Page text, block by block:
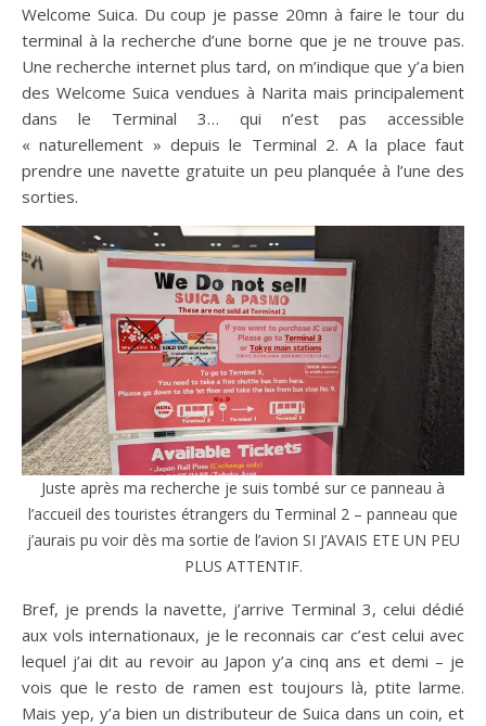
Welcome Suica. Du coup je passe 20mn à faire le tour du
terminal à la recherche d’une borne que je ne trouve pas.
Une recherche internet plus tard, on m’indique que y’a bien
des Welcome Suica vendues à Narita mais principalement
dans le Terminal 3… qui n’est pas accessible
« naturellement » depuis le Terminal 2. A la place faut
prendre une navette gratuite un peu planquée à l’une des
sorties.
Juste après ma recherche je suis tombé sur ce panneau à
l’accueil des touristes étrangers du Terminal 2 – panneau que
j’aurais pu voir dès ma sortie de l’avion SI J’AVAIS ETE UN PEU
PLUS ATTENTIF.
Bref, je prends la navette, j’arrive Terminal 3, celui dédié
aux vols internationaux, je le reconnais car c’est celui avec
lequel j’ai dit au revoir au Japon y’a cinq ans et demi – je
vois que le resto de ramen est toujours là, ptite larme.
Mais yep, y’a bien un distributeur de Suica dans un coin, et